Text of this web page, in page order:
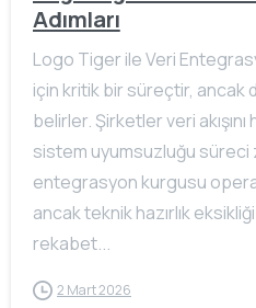
Adımları
Logo Tiger ile Veri
için kritik bir süreçtir, ancak
belirler. Şirketler veri
sistem uyumsuzluğu süreci
entegrasyon kurgusu
ancak teknik hazırlık
rekabet...
2 Mart 2026